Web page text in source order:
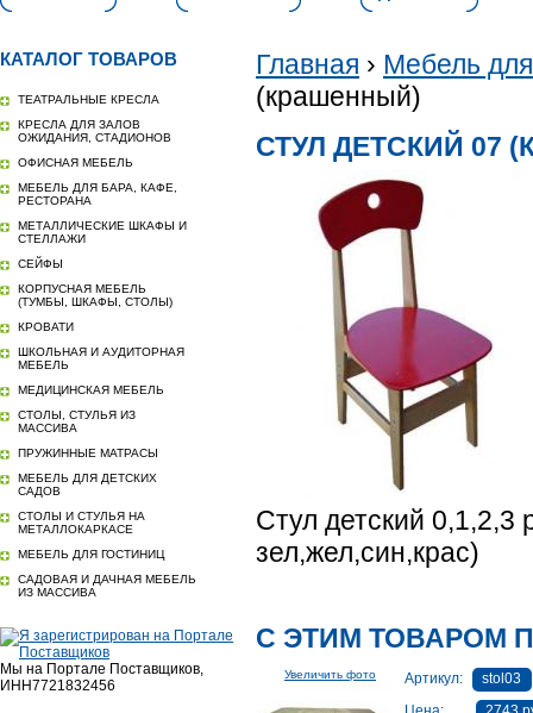
КАТАЛОГ ТОВАРОВ
ТЕАТРАЛЬНЫЕ КРЕСЛА
КРЕСЛА ДЛЯ ЗАЛОВ
ОЖИДАНИЯ, СТАДИОНОВ
ОФИСНАЯ МЕБЕЛЬ
МЕБЕЛЬ ДЛЯ БАРА, КАФЕ,
РЕСТОРАНА
МЕТАЛЛИЧЕСКИЕ ШКАФЫ И
СТЕЛЛАЖИ
СЕЙФЫ
КОРПУСНАЯ МЕБЕЛЬ
(ТУМБЫ, ШКАФЫ, СТОЛЫ)
КРОВАТИ
ШКОЛЬНАЯ И АУДИТОРНАЯ
МЕБЕЛЬ
МЕДИЦИНСКАЯ МЕБЕЛЬ
СТОЛЫ, СТУЛЬЯ ИЗ
МАССИВА
ПРУЖИННЫЕ МАТРАСЫ
МЕБЕЛЬ ДЛЯ ДЕТСКИХ
САДОВ
СТОЛЫ И СТУЛЬЯ НА
МЕТАЛЛОКАРКАСЕ
МЕБЕЛЬ ДЛЯ ГОСТИНИЦ
САДОВАЯ И ДАЧНАЯ МЕБЕЛЬ
ИЗ МАССИВА
Мы на Портале Поставщиков,
ИНН7721832456
Главная › Мебель
(крашенный)
СТУЛ ДЕТСКИЙ 07
Стул детский 0,1,2,3
зел,жел,син,крас)
С ЭТИМ ТОВАРОМ
Увеличить фото Артикул:
stol03